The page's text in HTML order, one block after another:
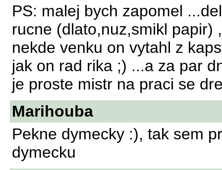
PS: malej bych zapomel
rucne (dlato,nuz,smikl papir)
nekde venku on vytahl z
jak on rad rika ;) ...a za par
je proste mistr na praci se
Marihouba
Pekne dymecky :), tak sem
dymecku